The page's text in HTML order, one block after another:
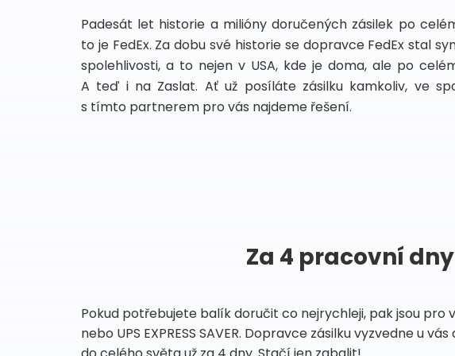
Padesát let historie a milióny doručených zásilek po
to je FedEx. Za dobu své historie se dopravce FedEx stal
spolehlivosti, a to nejen v USA, kde je doma, ale po
A teď i na Zaslat. Ať už posíláte zásilku kamkoliv, ve
s tímto partnerem pro vás najdeme řešení.
Za 4 pracovní
Pokud potřebujete balík doručit co nejrychleji, pak jsou pro
nebo UPS EXPRESS SAVER. Dopravce zásilku vyzvedne